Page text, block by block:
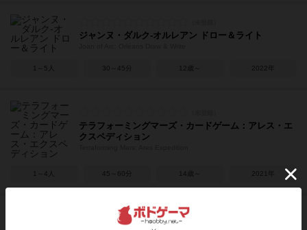
ジャンヌ・ダルク-オルレアン ドロー＆ライト
1～5人 30～45分 12歳～ 2022年
テラフォーミングマーズ・カードゲーム：アレス・エ
クスペディション
1～4人 45～60分 14歳～ 2021年
バラージ：ナイルの情勢（拡張）